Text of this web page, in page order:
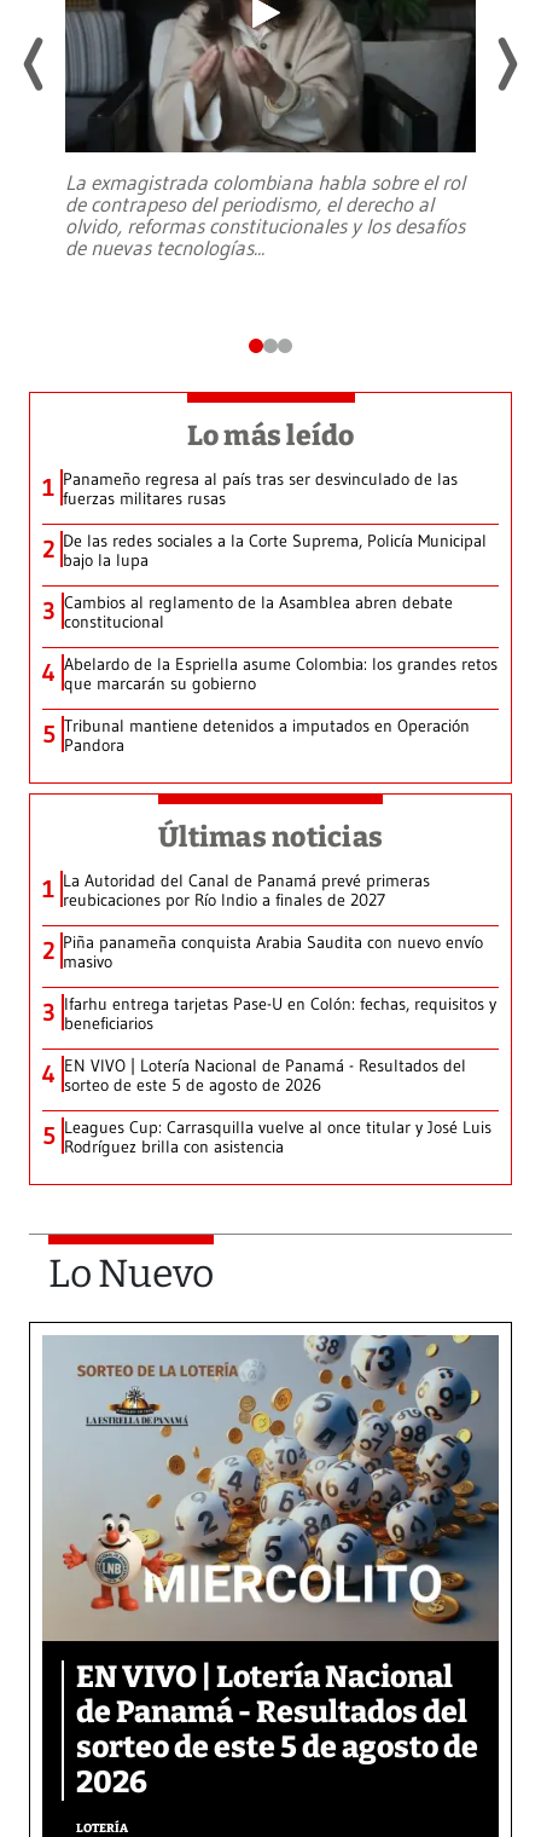
La exmagistrada colombiana habla sobre el rol
de contrapeso del periodismo, el derecho al
olvido, reformas constitucionales y los desafíos
de nuevas tecnologías...
Lo más leído
1 Panameño regresa al país tras ser desvinculado de las
fuerzas militares rusas
2 De las redes sociales a la Corte Suprema, Policía Municipal
bajo la lupa
3 Cambios al reglamento de la Asamblea abren debate
constitucional
4 Abelardo de la Espriella asume Colombia: los grandes retos
que marcarán su gobierno
5 Tribunal mantiene detenidos a imputados en Operación
Pandora
Últimas noticias
1 La Autoridad del Canal de Panamá prevé primeras
reubicaciones por Río Indio a finales de 2027
2 Piña panameña conquista Arabia Saudita con nuevo envío
masivo
3 Ifarhu entrega tarjetas Pase-U en Colón: fechas, requisitos y
beneficiarios
4 EN VIVO | Lotería Nacional de Panamá - Resultados del
sorteo de este 5 de agosto de 2026
5 Leagues Cup: Carrasquilla vuelve al once titular y José Luis
Rodríguez brilla con asistencia
Lo Nuevo
EN VIVO | Lotería Nacional
de Panamá - Resultados del
sorteo de este 5 de agosto de
2026
LOTERÍA